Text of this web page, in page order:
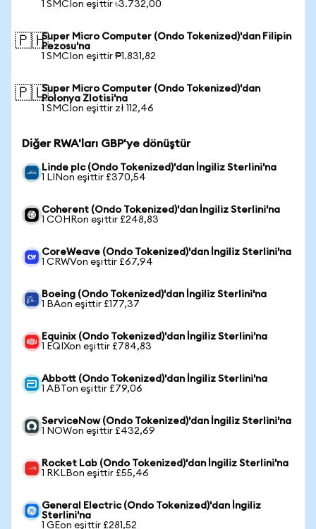
1 SMCIon eşittir ৳3.732,00
🇵🇭Super Micro Computer (Ondo Tokenized)'dan Filipin
Pezosu'na
1 SMCIon eşittir ₱1.831,82
🇵🇱Super Micro Computer (Ondo Tokenized)'dan
Polonya Zlotisi'na
1 SMCIon eşittir zł 112,46
Diğer RWA'ları GBP'ye dönüştür
Linde plc (Ondo Tokenized)'dan İngiliz Sterlini'na
1 LINon eşittir £370,54
Coherent (Ondo Tokenized)'dan İngiliz Sterlini'na
1 COHRon eşittir £248,83
CoreWeave (Ondo Tokenized)'dan İngiliz Sterlini'na
1 CRWVon eşittir £67,94
Boeing (Ondo Tokenized)'dan İngiliz Sterlini'na
1 BAon eşittir £177,37
Equinix (Ondo Tokenized)'dan İngiliz Sterlini'na
1 EQIXon eşittir £784,83
Abbott (Ondo Tokenized)'dan İngiliz Sterlini'na
1 ABTon eşittir £79,06
ServiceNow (Ondo Tokenized)'dan İngiliz Sterlini'na
1 NOWon eşittir £432,69
Rocket Lab (Ondo Tokenized)'dan İngiliz Sterlini'na
1 RKLBon eşittir £55,46
General Electric (Ondo Tokenized)'dan İngiliz
Sterlini'na
1 GEon eşittir £281,52